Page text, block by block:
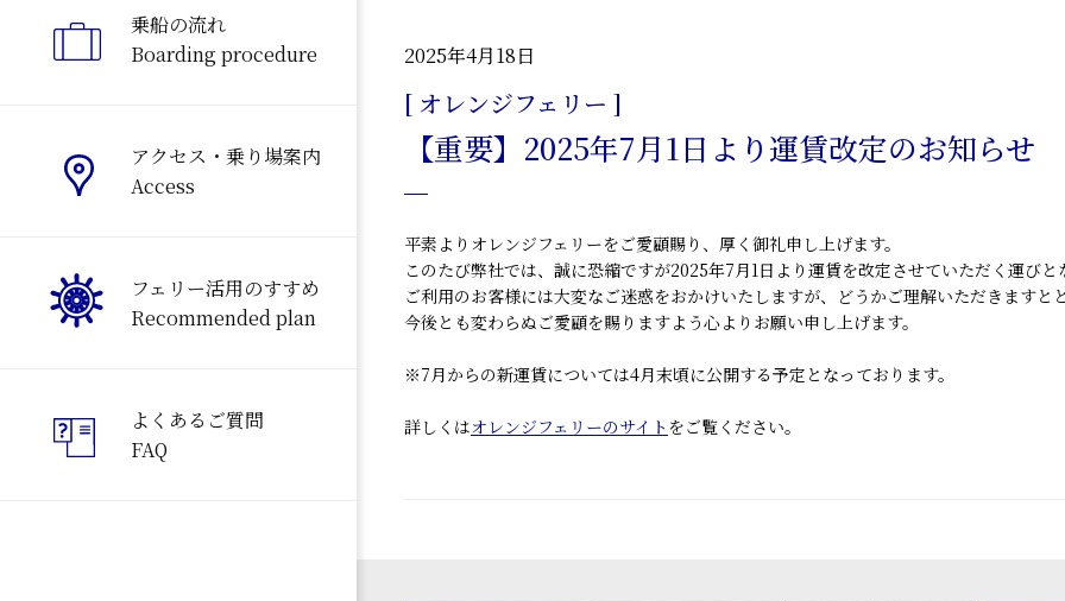
乗船の流れ
Boarding procedure
アクセス・乗り場案内
Access
フェリー活用のすすめ
Recommended plan
よくあるご質問
FAQ
2025年4月18日
[ オレンジフェリー ]
【重要】2025年7月1日より運賃改定のお知らせ
平素よりオレンジフェリーをご愛顧賜り、厚く御礼申し上げます。
このたび弊社では、誠に恐縮ですが2025年7月1日より運賃を改定させていただく運びと
ご利用のお客様には大変なご迷惑をおかけいたしますが、どうかご理解いただきますとと
今後とも変わらぬご愛顧を賜りますよう心よりお願い申し上げます。
※7月からの新運賃については4月末頃に公開する予定となっております。
詳しくはオレンジフェリーのサイト をご覧ください。